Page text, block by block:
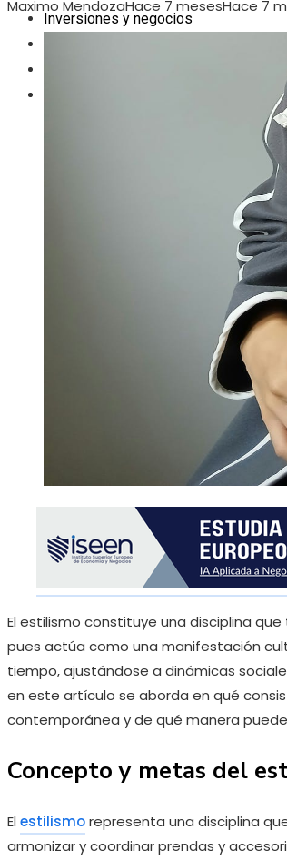
Inversiones y negocios
Maximo MendozaHace 7 mesesHace 7
El estilismo constituye una disciplina
pues actúa como una manifestación
tiempo, ajustándose a dinámicas
en este artículo se aborda en qué
contemporánea y de qué manera
Concepto y metas del
El estilismorepresenta una disciplina
armonizar y coordinar prendas y